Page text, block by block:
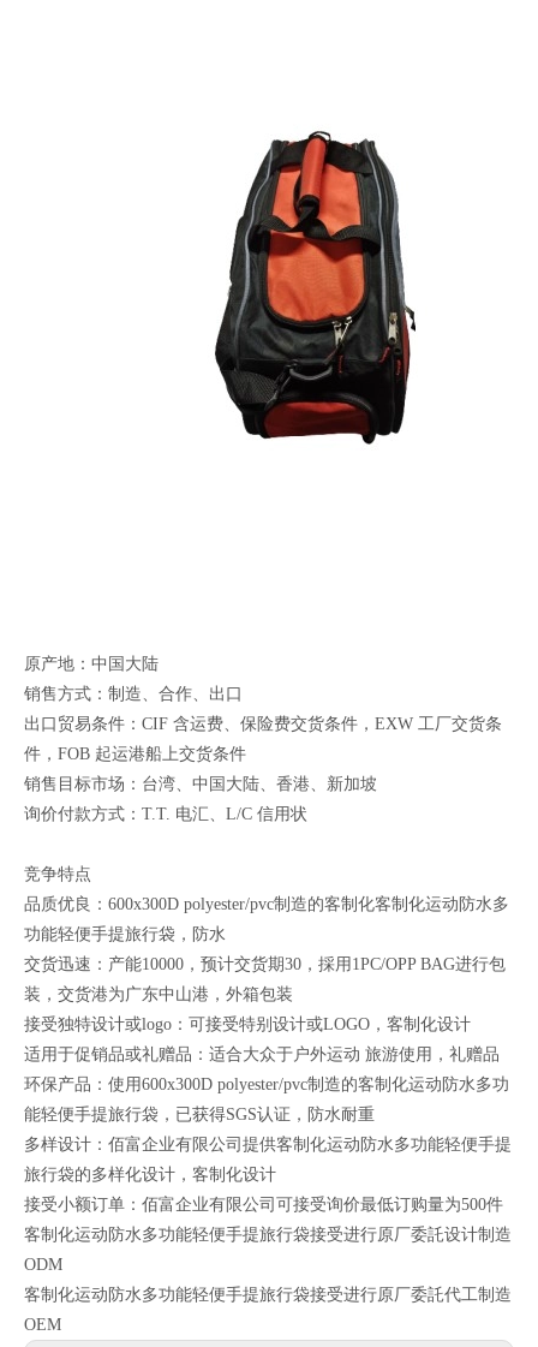
原产地：中国大陆
销售方式：制造、合作、出口
出口贸易条件：CIF 含运费、保险费交货条件，EXW 工厂交货条
件，FOB 起运港船上交货条件
销售目标市场：台湾、中国大陆、香港、新加坡
询价付款方式：T.T. 电汇、L/C 信用状
竞争特点
品质优良：600x300D polyester/pvc制造的客制化客制化运动防水多
功能轻便手提旅行袋，防水
交货迅速：产能10000，预计交货期30，採用1PC/OPP BAG进行包
装，交货港为广东中山港，外箱包装
接受独特设计或logo：可接受特别设计或LOGO，客制化设计
适用于促销品或礼赠品：适合大众于户外运动 旅游使用，礼赠品
环保产品：使用600x300D polyester/pvc制造的客制化运动防水多功
能轻便手提旅行袋，已获得SGS认证，防水耐重
多样设计：佰富企业有限公司提供客制化运动防水多功能轻便手提
旅行袋的多样化设计，客制化设计
接受小额订单：佰富企业有限公司可接受询价最低订购量为500件
客制化运动防水多功能轻便手提旅行袋接受进行原厂委託设计制造
ODM
客制化运动防水多功能轻便手提旅行袋接受进行原厂委託代工制造
OEM